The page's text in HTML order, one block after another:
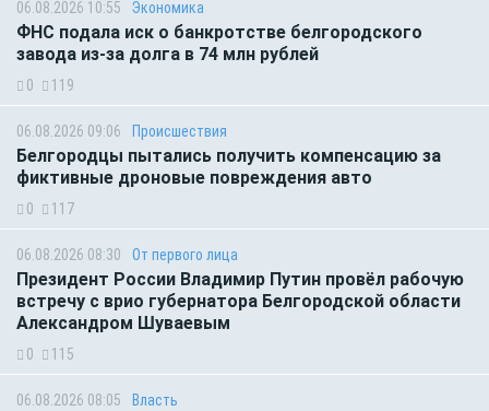
06.08.2026 10:55 Экономика
ФНС подала иск о банкротстве белгородского
завода из-за долга в 74 млн рублей
0 119
06.08.2026 09:06 Происшествия
Белгородцы пытались получить компенсацию за
фиктивные дроновые повреждения авто
0 117
06.08.2026 08:30 От первого лица
Президент России Владимир Путин провёл рабочую
встречу с врио губернатора Белгородской области
Александром Шуваевым
0 115
06.08.2026 08:05 Власть